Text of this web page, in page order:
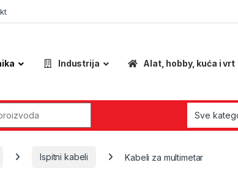
Industrija Alat, hobby, kuća i vrt
Ispitni kabeli Kabeli za multimetar